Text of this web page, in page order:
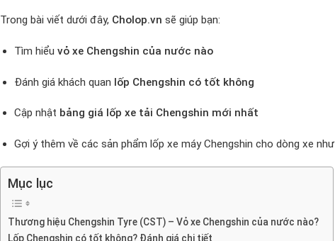
Trong bài viết dưới đây, Cholop.vn sẽ giúp bạn:
Tìm hiểu vỏ xe Chengshin của nước nào
Đánh giá khách quan lốp Chengshin có tốt không
Cập nhật bảng giá lốp xe tải Chengshin mới nhất
Gợi ý thêm về các sản phẩm lốp xe máy Chengshin cho dòng xe như
Mục lục
Thương hiệu Chengshin Tyre (CST) – Vỏ xe Chengshin của nước nào?
Lốp Chengshin có tốt không? Đánh giá chi tiết